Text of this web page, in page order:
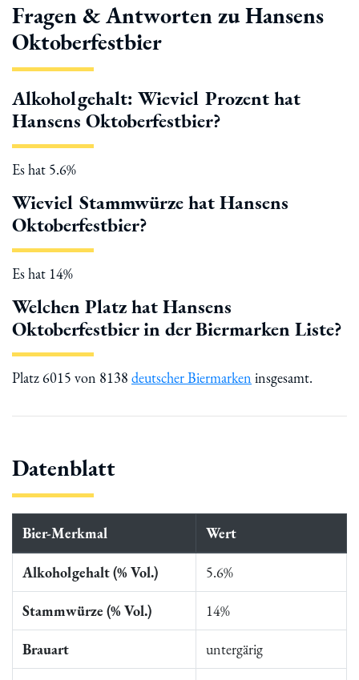
Fragen & Antworten zu Hansens
Oktoberfestbier
Alkoholgehalt: Wieviel Prozent hat
Hansens Oktoberfestbier?
Es hat 5.6%
Wieviel Stammwürze hat Hansens
Oktoberfestbier?
Es hat 14%
Welchen Platz hat Hansens
Oktoberfestbier in der Biermarken Liste?
Platz 6015 von 8138 deutscher Biermarken insgesamt.
Datenblatt
Bier-Merkmal Wert
Alkoholgehalt (% Vol.) 5.6%
Stammwürze (% Vol.) 14%
Brauart untergärig